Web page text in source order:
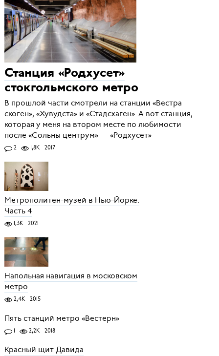
Станция «Родхусет»
стокгольмского метро
В прошлой части смотрели на станции «Вестра
скоген», «Хувудста» и «Стадсхаген». А вот станция,
которая у меня на втором месте по любимости
после «Сольны центрум» — «Родхусет»
2 1,8K 2017
Метрополитен-музей в Нью-Йорке.
Часть 4
1,3K 2021
Напольная навигация в московском
метро
2,4K 2015
Пять станций метро «Вестерн»
1 2,2K 2018
Красный щит Давида